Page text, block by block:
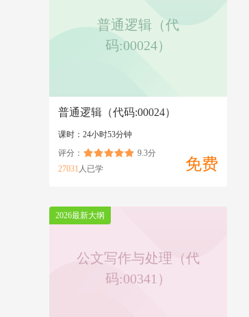
普通逻辑（代
码:00024）
普通逻辑（代码:00024）
课时：24小时53分钟
免费
评分：
9.3分
27031 人已学
2026最新大纲
公文写作与处理（代
码:00341）